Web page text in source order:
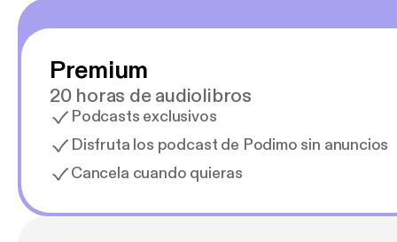
Premium
20 horas de audiolibros
Podcasts exclusivos
Disfruta los podcast de Podimo sin anuncios
Cancela cuando quieras